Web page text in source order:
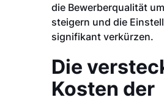
die Bewerberqualität
steigern und die
signifikant verkürzen.
Die
Kosten der